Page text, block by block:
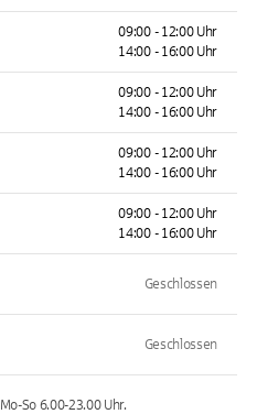
09:00 - 12:00 Uhr
14:00 - 16:00 Uhr
09:00 - 12:00 Uhr
14:00 - 16:00 Uhr
09:00 - 12:00 Uhr
14:00 - 16:00 Uhr
09:00 - 12:00 Uhr
14:00 - 16:00 Uhr
Geschlossen
Geschlossen
Mo-So 6.00-23.00Uhr.